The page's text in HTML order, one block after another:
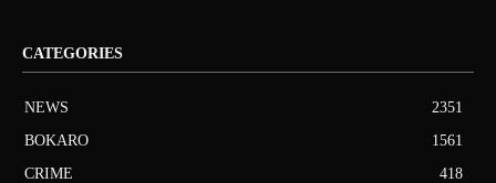
CATEGORIES
NEWS
2351
BOKARO
1561
CRIME
418